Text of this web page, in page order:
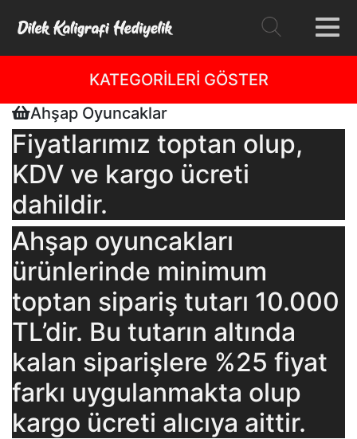
KATEGORİLERİ GÖSTER
Ahşap Oyuncaklar
Fiyatlarımız toptan olup,
KDV ve kargo ücreti
dahildir.
Ahşap oyuncakları
ürünlerinde minimum
toptan sipariş tutarı 10.000
TL’dir. Bu tutarın altında
kalan siparişlere %25 fiyat
farkı uygulanmakta olup
kargo ücreti alıcıya aittir.